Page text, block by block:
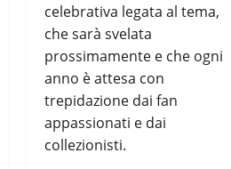
celebrativa legata al tema,
che sarà svelata
prossimamente e che ogni
anno è attesa con
trepidazione dai fan
appassionati e dai
collezionisti.